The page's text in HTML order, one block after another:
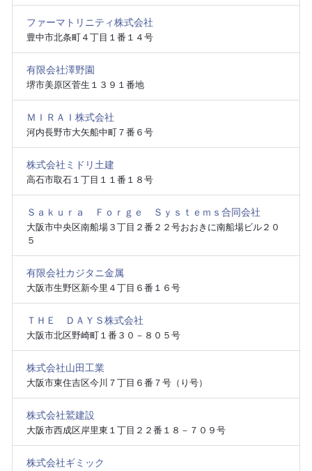
ファーマトリニティ株式会社
豊中市北条町４丁目１番１４号
有限会社澤野園
堺市美原区菅生１３９１番地
ＭＩＲＡＩ株式会社
河内長野市大矢船中町７番６号
株式会社ミドリ土建
高石市取石１丁目１１番１８号
Ｓａｋｕｒａ Ｆｏｒｇｅ Ｓｙｓｔｅｍｓ合同会社
大阪市中央区南船場３丁目２番２２号おおきに南船場ビル２０
５
有限会社カジタニ金属
大阪市生野区新今里４丁目６番１６号
ＴＨＥ ＤＡＹＳ株式会社
大阪市北区野崎町１番３０－８０５号
株式会社山田工業
大阪市東住吉区今川７丁目６番７号（り号）
株式会社鷲建設
大阪市西成区岸里東１丁目２２番１８－７０９号
株式会社ギミック